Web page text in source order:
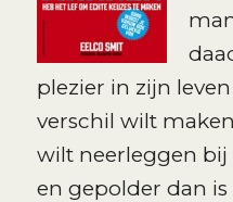
plezier in zijn
verschil wilt
wilt neerleggen bij
en gepolder dan